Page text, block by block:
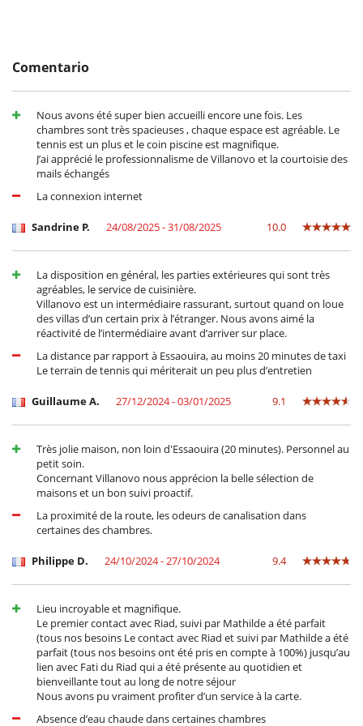
Comentario
Nous avons été super bien accueilli encore une fois. Les
chambres sont très spacieuses , chaque espace est agréable. Le
tennis est un plus et le coin piscine est magnifique.
J’ai apprécié le professionnalisme de Villanovo et la courtoisie des
mails échangés
La connexion internet
Sandrine P. 24/08/2025 - 31/08/2025 10.0
La disposition en général, les parties extérieures qui sont très
agréables, le service de cuisinière.
Villanovo est un intermédiaire rassurant, surtout quand on loue
des villas d’un certain prix à l’étranger. Nous avons aimé la
réactivité de l’intermédiaire avant d’arriver sur place.
La distance par rapport à Essaouira, au moins 20 minutes de taxi
Le terrain de tennis qui mériterait un peu plus d’entretien
Guillaume A. 27/12/2024 - 03/01/2025 9.1
Très jolie maison, non loin d'Essaouira (20 minutes). Personnel au
petit soin.
Concernant Villanovo nous apprécion la belle sélection de
maisons et un bon suivi proactif.
La proximité de la route, les odeurs de canalisation dans
certaines des chambres.
Philippe D. 24/10/2024 - 27/10/2024 9.4
Lieu incroyable et magnifique.
Le premier contact avec Riad, suivi par Mathilde a été parfait
(tous nos besoins Le contact avec Riad et suivi par Mathilde a été
parfait (tous nos besoins ont été pris en compte à 100%) jusqu’au
lien avec Fati du Riad qui a été présente au quotidien et
bienveillante tout au long de notre séjour
Nous avons pu vraiment profiter d’un service à la carte.
Absence d’eau chaude dans certaines chambres